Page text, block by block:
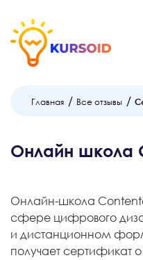
Главная / Все отзывы /
Онлайн школа
Онлайн-школа
сфере цифрового
и дистанционном
получает сертификат